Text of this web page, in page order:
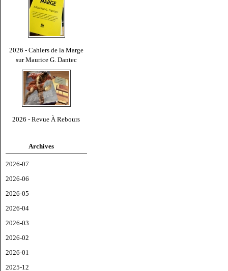
2026 - Cahiers de la Marge
sur Maurice G. Dantec
2026 - Revue À Rebours
Archives
2026-07
2026-06
2026-05
2026-04
2026-03
2026-02
2026-01
2025-12